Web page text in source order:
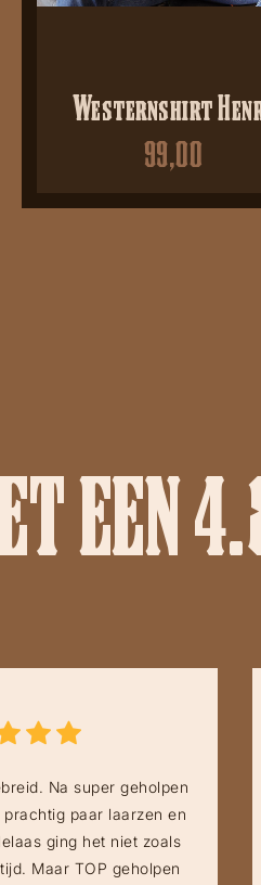
Westernshirt
99,00
EEN
Na super geholpen
paar laarzen en
ging het niet zoals
Maar TOP geholpen